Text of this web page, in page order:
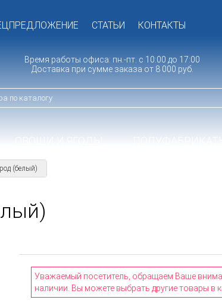
СТАТЬИ КОНТАКТЫ
Время работы офиса: пн.-пт. с 10:00 до 17:00
Доставка при сумме заказа от 8 000 руб.
(белый)
Уважаемый посетитель, обращаем Ваше
наличии. Вы можете выбрать другие товары в